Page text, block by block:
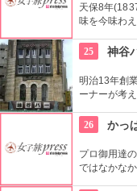
天保8年
味を今味わ
25
神谷
明治13年創
ーナーが考
がいい。浅
26 かっ
プロ御用達
ではなかな